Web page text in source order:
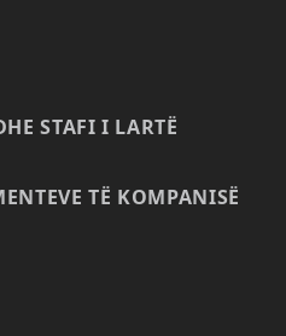
STAFI I LARTË
TË KOMPANISË